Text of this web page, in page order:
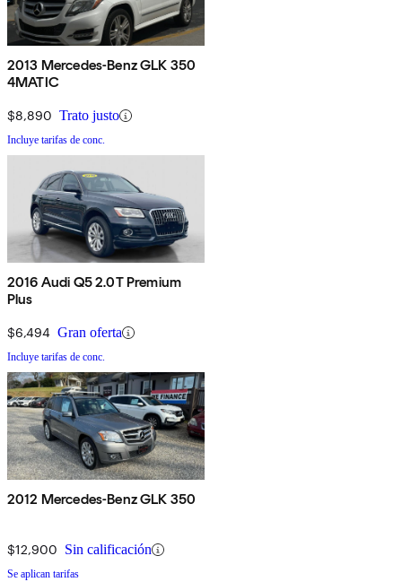
2013 Mercedes-Benz GLK 350
4MATIC
$8,890 Trato justo
Incluye tarifas de conc.
2016 Audi Q5 2.0T Premium
Plus
$6,494 Gran oferta
Incluye tarifas de conc.
2012 Mercedes-Benz GLK 350
$12,900 Sin calificación
Se aplican tarifas